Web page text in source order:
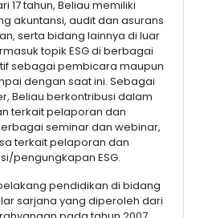
17 tahun, Beliau memiliki
akuntansi, audit dan asurans
serta bidang lainnya di luar
topik ESG di berbagai
sebagai pembicara maupun
dengan saat ini. Sebagai
Beliau berkontribusi dalam
terkait pelaporan dan
seminar dan webinar,
terkait pelaporan dan
pengungkapan ESG.
pendidikan di bidang
sarjana yang diperoleh dari